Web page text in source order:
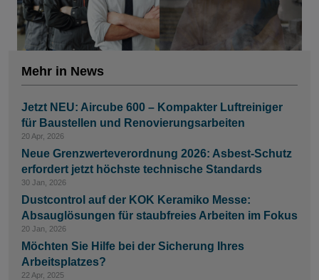
Mehr in News
Jetzt NEU: Aircube 600 – Kompakter Luftreiniger
für Baustellen und Renovierungsarbeiten
20 Apr, 2026
Neue Grenzwerteverordnung 2026: Asbest-Schutz
erfordert jetzt höchste technische Standards
30 Jan, 2026
Dustcontrol auf der KOK Keramiko Messe:
Absauglösungen für staubfreies Arbeiten im Fokus
20 Jan, 2026
Möchten Sie Hilfe bei der Sicherung Ihres
Arbeitsplatzes?
22 Apr, 2025